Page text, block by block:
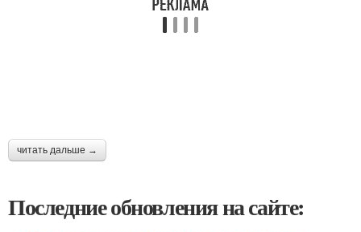
читать дальше →
Последние обновления на сайте: